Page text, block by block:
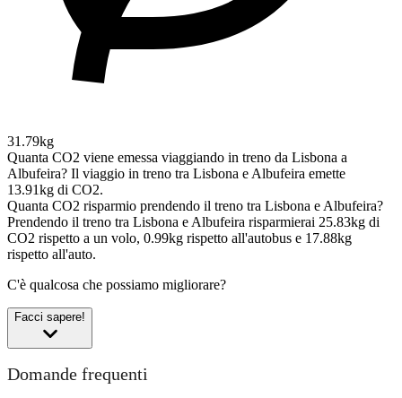
31.79kg
Quanta CO2 viene emessa viaggiando in treno da Lisbona a
Albufeira? Il viaggio in treno tra Lisbona e Albufeira emette
13.91kg di CO2.
Quanta CO2 risparmio prendendo il treno tra Lisbona e Albufeira?
Prendendo il treno tra Lisbona e Albufeira risparmierai 25.83kg di
CO2 rispetto a un volo, 0.99kg rispetto all'autobus e 17.88kg
rispetto all'auto.
C'è qualcosa che possiamo migliorare?
Facci sapere!
Domande frequenti